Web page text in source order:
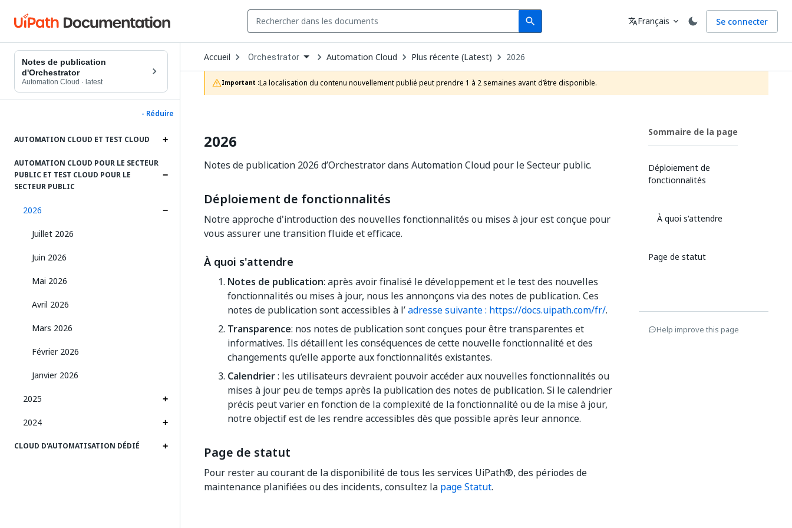
search
Search Langue
translateFrançais expand_more Se connecter
Notes de publication
d'Orchestrator
Automation Cloud · latest
- Réduire
AUTOMATION CLOUD ET TEST CLOUD
AUTOMATION CLOUD POUR LE SECTEUR
PUBLIC ET TEST CLOUD POUR LE
SECTEUR PUBLIC
2026
Juillet 2026
Juin 2026
Mai 2026
Avril 2026
Mars 2026
Février 2026
Janvier 2026
2025
2024
CLOUD D'AUTOMATISATION DÉDIÉ
Accueil Open
Dropdown
to
choose
product
Orchestrator Automation Cloud Plus récente (Latest) 2026
Important :La localisation du contenu nouvellement publié peut prendre 1 à 2 semaines avant d’être disponible.
2026
Notes de publication 2026 d’Orchestrator dans Automation Cloud pour le Secteur public.
Déploiement de fonctionnalités
Notre approche d'introduction des nouvelles fonctionnalités ou mises à jour est conçue pour
vous assurer une transition fluide et efficace.
À quoi s'attendre
Notes de publication: après avoir finalisé le développement et le test des nouvelles
fonctionnalités ou mises à jour, nous les annonçons via des notes de publication. Ces
notes de publication sont accessibles à l’adresse suivante : https://docs.uipath.com/fr/.
Transparence: nos notes de publication sont conçues pour être transparentes et
informatives. Ils détaillent les conséquences de cette nouvelle fonctionnalité et des
changements qu’elle apporte aux fonctionnalités existantes.
Calendrier: les utilisateurs devraient pouvoir accéder aux nouvelles fonctionnalités ou
mises à jour peu de temps après la publication des notes de publication. Si le calendrier
précis peut varier en fonction de la complexité de la fonctionnalité ou de la mise à jour,
notre objectif est de les rendre accessibles dès que possible après leur annonce.
Page de statut
Pour rester au courant de la disponibilité de tous les services UiPath®, des périodes de
maintenance planifiées ou des incidents, consultez la page Statut.
Sommaire de la page
Déploiement de
fonctionnalités
À quoi s'attendre
Page de statut
Help improve this page